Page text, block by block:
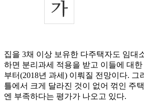
집을 3채 이상 보유한 다주택자도 임대
하면 분리과세 적용을 받고 이들에 대
부터(2018년 과세) 이뤄질 전망이다. 그
틀에서 크게 달라진 것이 없어 꺾인 주
엔 부족하다는 평가가 나오고 있다.